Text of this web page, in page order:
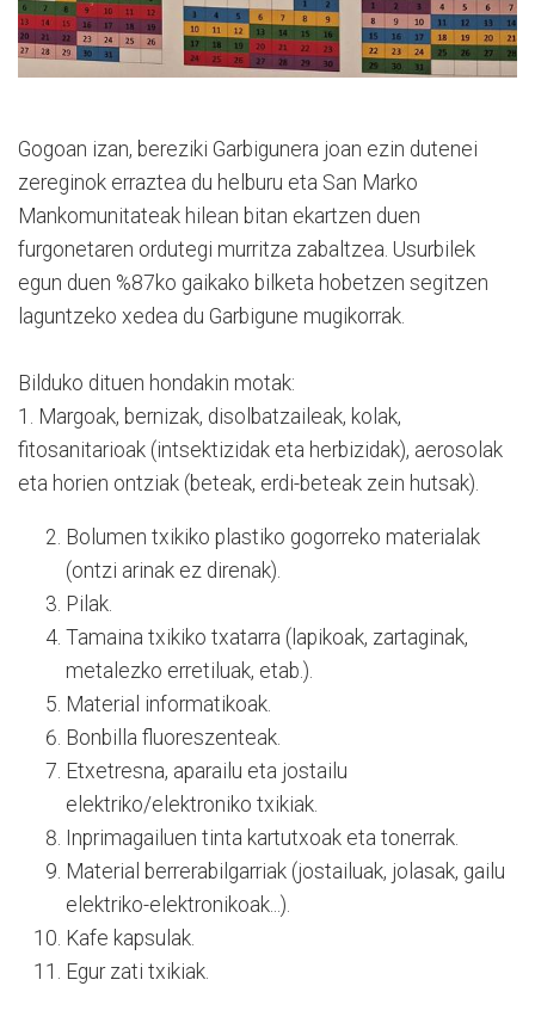
Gogoan izan, bereziki Garbigunera joan ezin dutenei
zereginok erraztea du helburu eta San Marko
Mankomunitateak hilean bitan ekartzen duen
furgonetaren ordutegi murritza zabaltzea. Usurbilek
egun duen %87ko gaikako bilketa hobetzen segitzen
laguntzeko xedea du Garbigune mugikorrak.
Bilduko dituen hondakin motak:
1. Margoak, bernizak, disolbatzaileak, kolak,
fitosanitarioak (intsektizidak eta herbizidak), aerosolak
eta horien ontziak (beteak, erdi-beteak zein hutsak).
Bolumen txikiko plastiko gogorreko materialak
(ontzi arinak ez direnak).
Pilak.
Tamaina txikiko txatarra (lapikoak, zartaginak,
metalezko erretiluak, etab.).
Material informatikoak.
Bonbilla fluoreszenteak.
Etxetresna, aparailu eta jostailu
elektriko/elektroniko txikiak.
Inprimagailuen tinta kartutxoak eta tonerrak.
Material berrerabilgarriak (jostailuak, jolasak, gailu
elektriko-elektronikoak...).
Kafe kapsulak.
Egur zati txikiak.